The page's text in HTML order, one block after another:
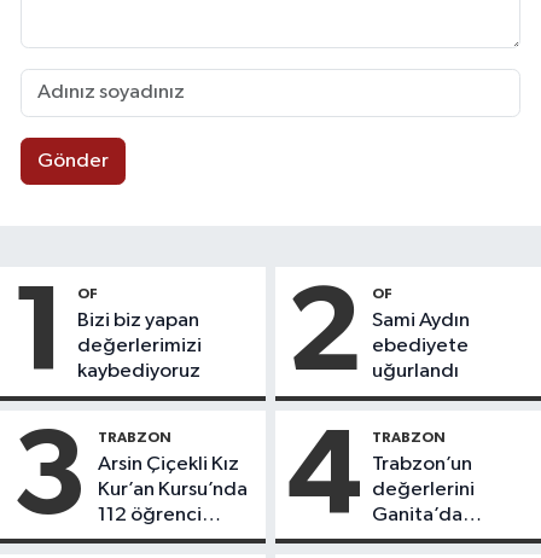
Gönder
1 OF
Bizi biz yapan
değerlerimizi
kaybediyoruz
2 OF
Sami Aydın
ebediyete
uğurlandı
3 TRABZON
Arsin Çiçekli Kız
Kur’an Kursu’nda
112 öğrenci
icazet aldı
4 TRABZON
Trabzon’un
değerlerini
Ganita’da
yaşatıyoruz